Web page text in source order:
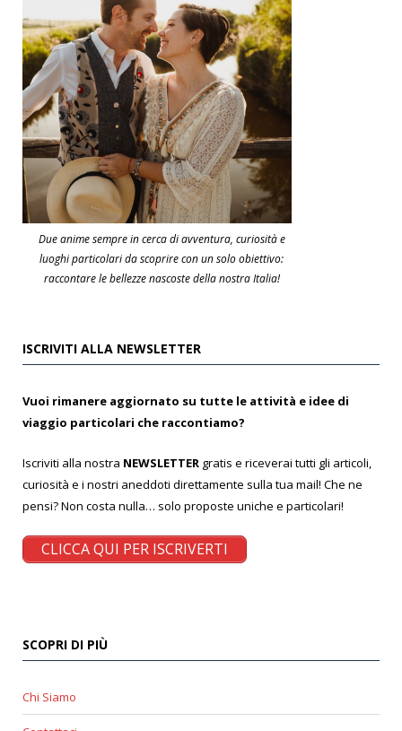
Due anime sempre in cerca di avventura, curiosità e
luoghi particolari da scoprire con un solo obiettivo:
raccontare le bellezze nascoste della nostra Italia!
ISCRIVITI ALLA NEWSLETTER
Vuoi rimanere aggiornato su tutte le attività e idee di
viaggio particolari che raccontiamo?
Iscriviti alla nostra NEWSLETTER gratis e riceverai tutti gli articoli,
curiosità e i nostri aneddoti direttamente sulla tua mail! Che ne
pensi? Non costa nulla… solo proposte uniche e particolari!
CLICCA QUI PER ISCRIVERTI
SCOPRI DI PIÙ
Chi Siamo